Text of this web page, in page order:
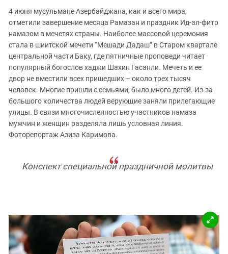
КАВКАЗ ЗА ПАЛЕСТИНУ
ИНАКОМЫСЛИЕ В ЧЕЧНЕ
ПРЕСЛЕДОВАНИЕ АКТИВИСТОВ
Дагестан
Ингушетия
Кабардино-Балкария
Калмыкия
Карачаево-Черкесия
Краснодарский край
Нагорный Карабах
Ростовская область
СКФО
Южная Осетия
Южный Кавказ
ЮФО
4 июня мусульмане Азербайджана, как и всего мира,
отметили завершение месяца Рамазан и праздник Ид-ал-фитр
намазом в мечетях страны. Наиболее массовой церемония
стала в шиитской мечети “Мешади Дадаш” в Старом квартале
центральной части Баку, где пятничные проповеди читает
популярный богослов хаджи Шахин Гасанли. Мечеть и ее
двор не вместили всех пришедших – около трех тысяч
человек. Многие пришли с семьями, было много детей. Из-за
большого количества людей верующие заняли прилегающие
улицы. В связи многочисленностью участников намаза
мужчин и женщин разделяла лишь условная линия.
Фоторепортаж Азиза Каримова.
Конспект специальной праздничной молитвы